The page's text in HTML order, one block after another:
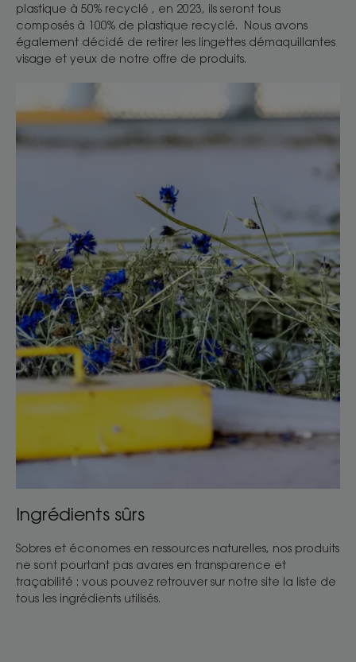
plastique à 50% recyclé , en 2023, ils seront tous
composés à 100% de plastique recyclé. Nous avons
également décidé de retirer les lingettes démaquillantes
visage et yeux de notre offre de produits.
Ingrédients sûrs
Sobres et économes en ressources naturelles, nos produits
ne sont pourtant pas avares en transparence et
traçabilité : vous pouvez retrouver sur notre site la liste de
tous les ingrédients utilisés.